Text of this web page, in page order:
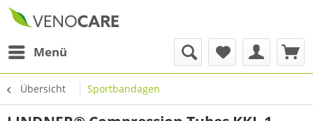
Menü
Übersicht Sportbandagen